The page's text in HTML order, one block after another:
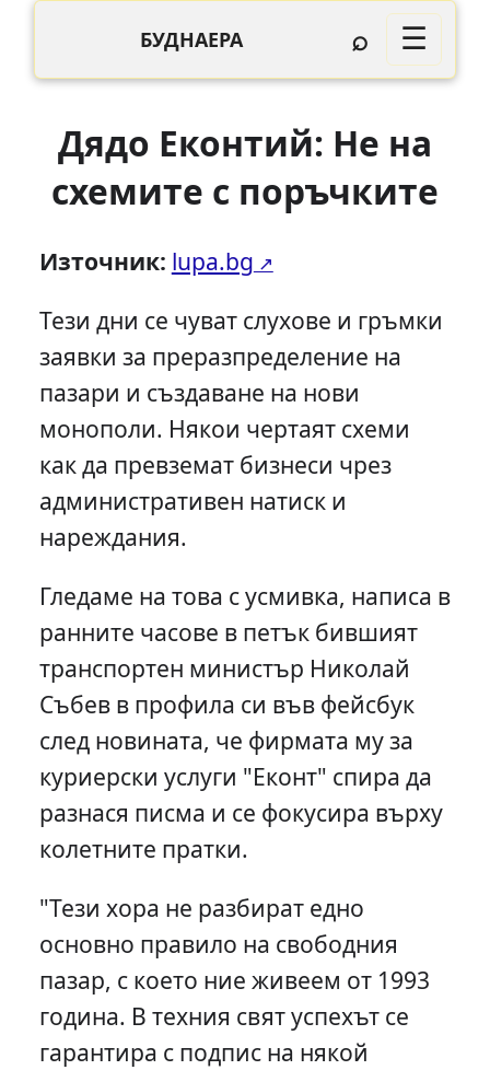
БУДНАЕРА ⌕ ☰
Дядо Еконтий: Не на
схемите с поръчките
Източник: lupa.bg
Тези дни се чуват слухове и гръмки
заявки за преразпределение на
пазари и създаване на нови
монополи. Някои чертаят схеми
как да превземат бизнеси чрез
административен натиск и
нареждания.
Гледаме на това с усмивка, написа в
ранните часове в петък бившият
транспортен министър Николай
Събев в профила си във фейсбук
след новината, че фирмата му за
куриерски услуги "Еконт" спира да
разнася писма и се фокусира върху
колетните пратки.
"Тези хора не разбират едно
основно правило на свободния
пазар, с което ние живеем от 1993
година. В техния свят успехът се
гарантира с подпис на някой